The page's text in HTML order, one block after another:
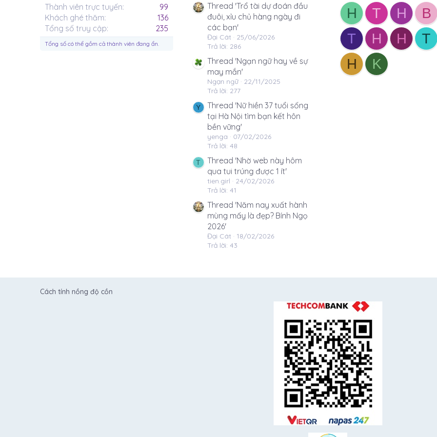
Thành viên trực tuyến
99
Khách ghé thăm
136
Tổng số truy cập
235
Tổng số có thể gồm cả thành viên đang ẩn.
Thread 'Trổ tài dự đoán đầu
đuôi, xỉu chủ hàng ngày đi
các bạn'
Đại Cát
25/06/2026
Trả lời: 286
Thread 'Ngạn ngữ hay về sự
may mắn'
Ngạn ngữ
22/11/2025
Trả lời: 277
Y
Thread 'Nữ hiền 37 tuổi sống
tại Hà Nội tìm bạn kết hôn
bền vững'
yenga
07/02/2026
Trả lời: 48
T
Thread 'Nhờ web này hôm
qua tui trúng được 1 ít'
tien.girl
24/02/2026
Trả lời: 41
Thread 'Năm nay xuất hành
mùng mấy là đẹp? Bính Ngọ
2026'
Đại Cát
18/02/2026
Trả lời: 43
H T H
B
T
H H
T
H
K
Cách tính nồng độ cồn